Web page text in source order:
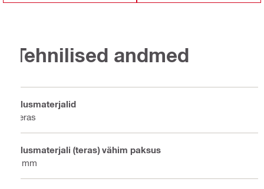
Tehnilised andmed
Alusmaterjalid
Teras
Alusmaterjali (teras) vähim paksus
8 mm